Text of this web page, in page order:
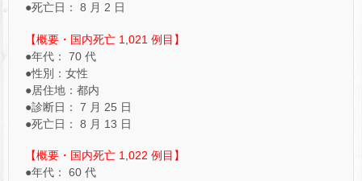
●死亡日： 8 月 2 日
【概要・国内死亡 1,021 例目】
●年代： 70 代
●性別：女性
●居住地：都内
●診断日： 7 月 25 日
●死亡日： 8 月 13 日
【概要・国内死亡 1,022 例目】
●年代： 60 代